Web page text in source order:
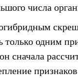
числа
только одним
сначала